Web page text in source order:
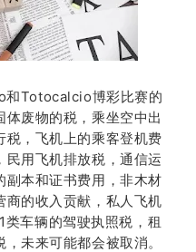
和Totocalcio博彩比赛的
废物的税，乘坐空中出
税，飞机上的乘客登机费
用飞机排放税，通信运
副本和证书费用，非木材
商的收入贡献，私人飞机
车辆的驾驶执照税，租
未来可能都会被取消。